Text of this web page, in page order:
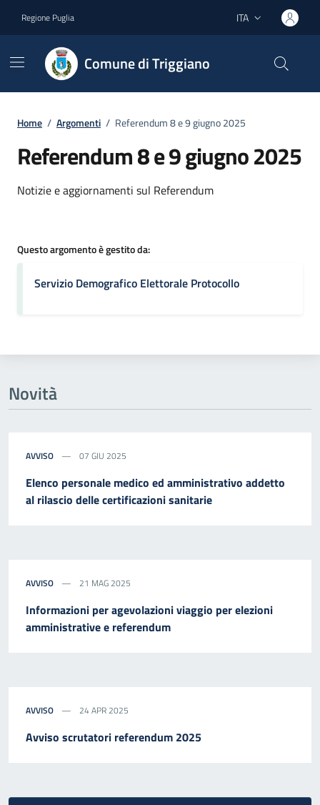
Regione Puglia Lingua attiva:
ITA
Comune di Triggiano
Home / Argomenti / Referendum 8 e 9 giugno 2025
Referendum 8 e 9 giugno 2025
Dettagli dell'argomento
Notizie e aggiornamenti sul Referendum
Questo argomento è gestito da:
Servizio Demografico Elettorale Protocollo
Novità
AVVISO 07 GIU 2025
Elenco personale medico ed amministrativo addetto
al rilascio delle certificazioni sanitarie
AVVISO 21 MAG 2025
Informazioni per agevolazioni viaggio per elezioni
amministrative e referendum
AVVISO 24 APR 2025
Avviso scrutatori referendum 2025